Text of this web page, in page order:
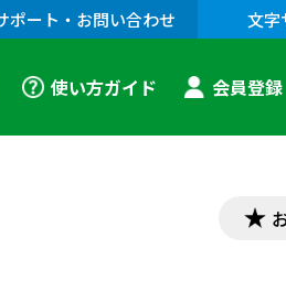
ポート・お問い合わせ 文字
使い方ガイド 会員登録